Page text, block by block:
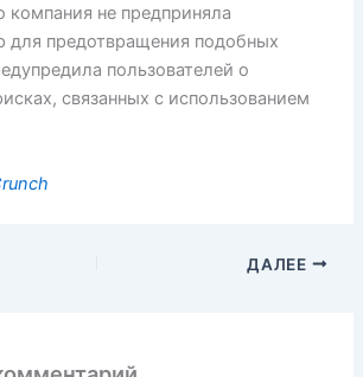
компания не предприняла
для предотвращения подобных
пользователей о
связанных с использованием
ДАЛЕЕ